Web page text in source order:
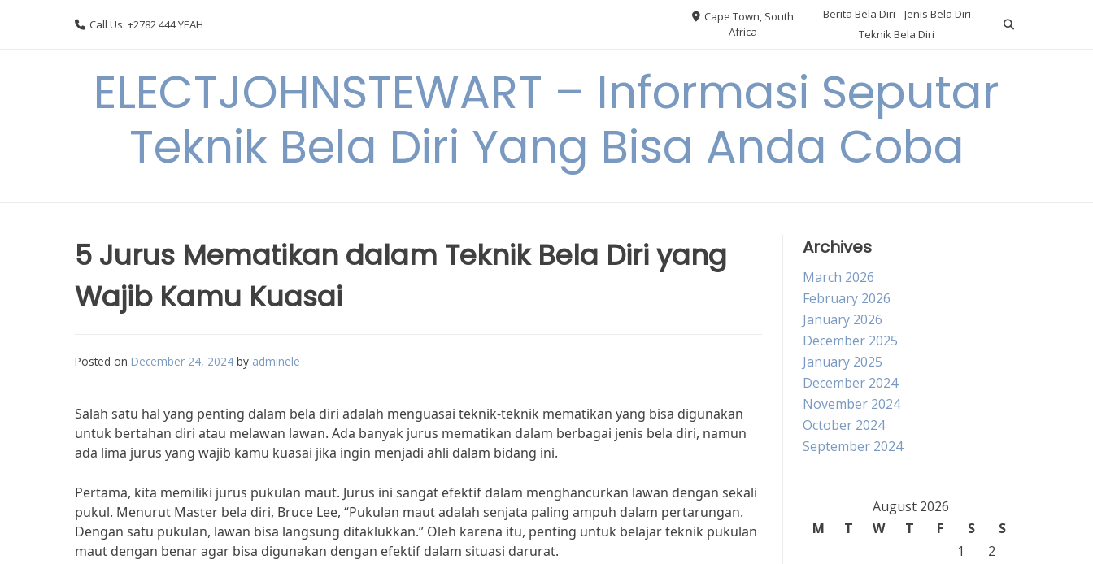
Call Us: +2782 444 YEAH
Cape Town, South
Africa
Berita Bela Diri
Jenis Bela Diri
Teknik Bela Diri
ELECTJOHNSTEWART – Informasi Seputar
Teknik Bela Diri Yang Bisa Anda Coba
5 Jurus Mematikan dalam Teknik Bela Diri yang
Wajib Kamu Kuasai
Posted on December 24, 2024 by adminele
Salah satu hal yang penting dalam bela diri adalah menguasai teknik-teknik mematikan yang bisa digunakan
untuk bertahan diri atau melawan lawan. Ada banyak jurus mematikan dalam berbagai jenis bela diri, namun
ada lima jurus yang wajib kamu kuasai jika ingin menjadi ahli dalam bidang ini.
Pertama, kita memiliki jurus pukulan maut. Jurus ini sangat efektif dalam menghancurkan lawan dengan sekali
pukul. Menurut Master bela diri, Bruce Lee, “Pukulan maut adalah senjata paling ampuh dalam pertarungan.
Dengan satu pukulan, lawan bisa langsung ditaklukkan.” Oleh karena itu, penting untuk belajar teknik pukulan
maut dengan benar agar bisa digunakan dengan efektif dalam situasi darurat.
Archives
March 2026
February 2026
January 2026
December 2025
January 2025
December 2024
November 2024
October 2024
September 2024
August 2026
M
T W T F S
S
1
2